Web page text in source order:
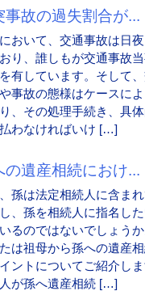
事故の過失割合が...
おいて、交通事故は日
り、誰しもが交通事故
有しています。そして
事故の態様はケースに
、その処理手続き、具
わなければいけ […]
の遺産相続におけ...
孫は法定相続人に含まれ
、孫を相続人に指名し
るのではないでしょう
は祖母から孫への遺産
ントについてご紹介し
が孫へ遺産相続 […]